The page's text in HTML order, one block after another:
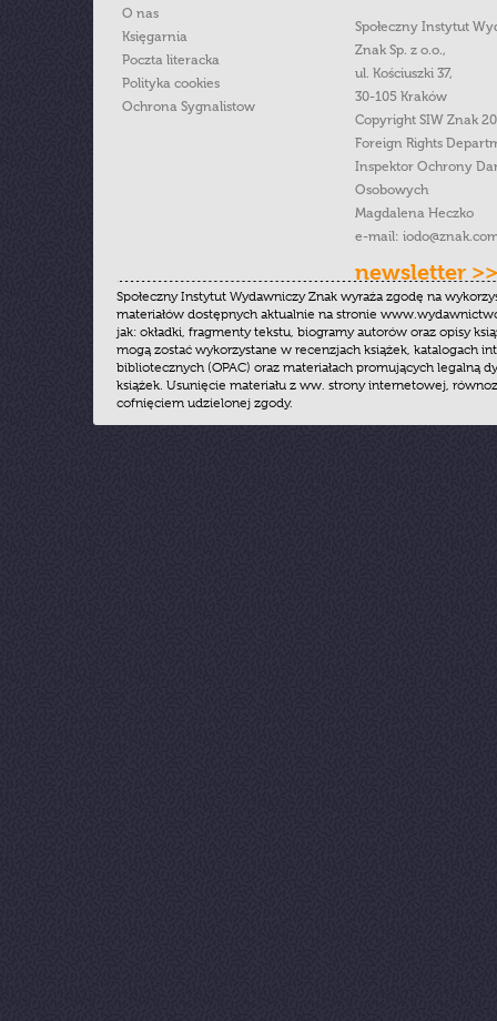
O nas
Księgarnia
Poczta literacka
Polityka cookies
Ochrona Sygnalistow
Społeczny Instytut
Znak Sp. z o.o.,
ul. Kościuszki 37,
30-105 Kraków
Copyright SIW Znak
Foreign Rights
Inspektor Ochrony
Osobowych
Magdalena Heczko
e-mail:
newsletter >>
Społeczny Instytut Wydawniczy Znak wyraża zgodę na
materiałów dostępnych aktualnie na stronie
jak: okładki, fragmenty tekstu, biogramy autorów oraz opisy
mogą zostać wykorzystane w recenzjach książek, katalogach
bibliotecznych (OPAC) oraz materiałach promujących legalną
książek. Usunięcie materiału z ww. strony internetowej,
cofnięciem udzielonej zgody.